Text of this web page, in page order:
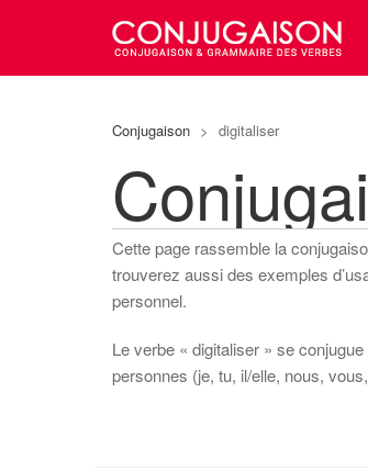
Conjugaison > digitaliser
Cette page rassemble la
trouverez aussi des exemples
personnel.
Le verbe « digitaliser » se
personnes (je, tu, il/elle, nous,